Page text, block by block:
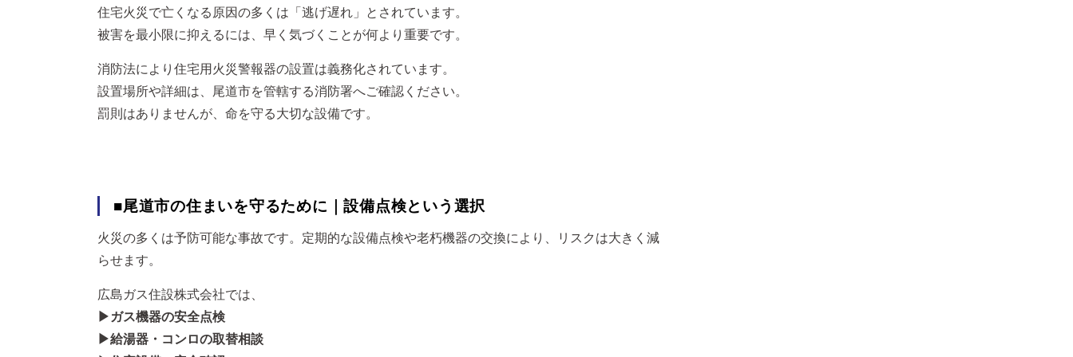
住宅火災で亡くなる原因の多くは「逃げ遅れ」とされています。
被害を最小限に抑えるには、早く気づくことが何より重要です。
消防法により住宅用火災警報器の設置は義務化されています。
設置場所や詳細は、尾道市を管轄する消防署へご確認ください。
罰則はありませんが、命を守る大切な設備です。
■尾道市の住まいを守るために｜設備点検という選択
火災の多くは予防可能な事故です。定期的な設備点検や老朽機器の交換により、リスクは大きく減
らせます。
広島ガス住設株式会社では、
▶ガス機器の安全点検
▶給湯器・コンロの取替相談